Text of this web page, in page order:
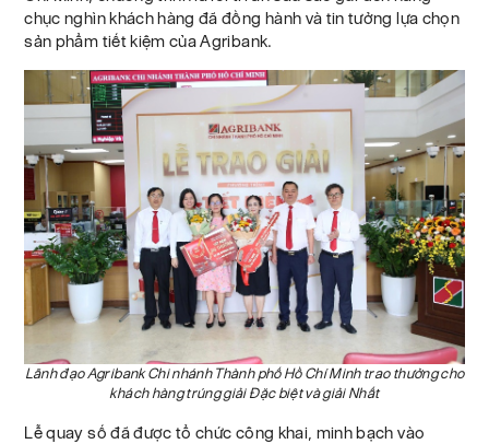
chục nghìn khách hàng đã đồng hành và tin tưởng lựa chọn
sản phẩm tiết kiệm của Agribank.
Lãnh đạo Agribank Chi nhánh Thành phố Hồ Chí Minh trao thưởng cho
khách hàng trúng giải Đặc biệt và giải Nhất
Lễ quay số đã được tổ chức công khai, minh bạch vào